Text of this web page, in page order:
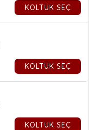
KOLTUK SEÇ
KOLTUK SEÇ
KOLTUK SEÇ